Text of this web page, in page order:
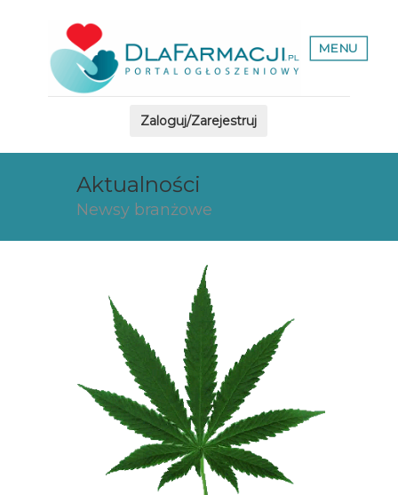
MENU
Zaloguj/Zarejestruj
Aktualności
Newsy branżowe